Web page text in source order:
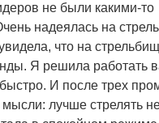
не были какими-то
надеялась на
что на
Я решила работать
И после трех
лучше стрелять